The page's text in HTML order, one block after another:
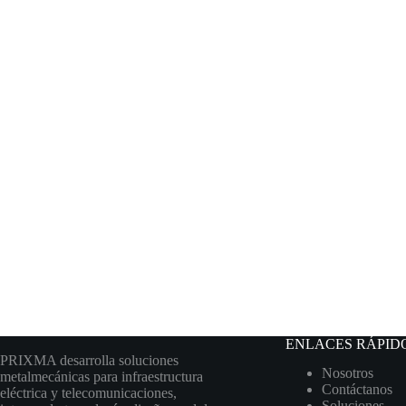
PRIXMA desarrolla soluciones
metalmecánicas para infraestructura
eléctrica y telecomunicaciones,
ENLACES
Nosotros
Contáctanos